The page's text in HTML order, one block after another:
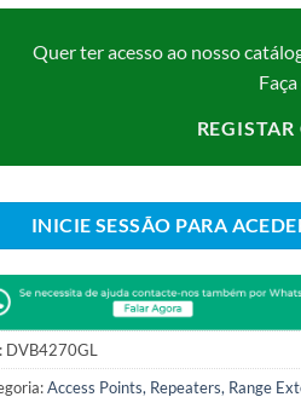
Quer ter acesso ao nosso
INICIE SESSÃO PARA
DVB4270GL
Access Points, Repeaters, Range